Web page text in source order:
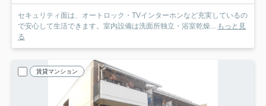
セキュリティ面は、オートロック・TVインターホンなど充実しているの
で安心して生活できます。室内設備は洗面所独立・浴室乾燥...
もっと見
る
賃貸マンション